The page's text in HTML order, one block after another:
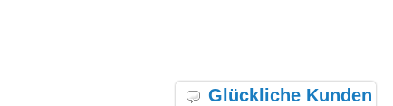
Glückliche Kunden